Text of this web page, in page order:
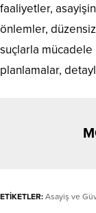
faaliyetler,
önlemler,
suçlarla mücadele
planlamalar,
ETİKETLER: Asayiş ve